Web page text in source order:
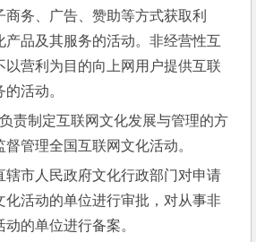
商务、广告、赞助等方式获取利
产品及其服务的活动。非经营性互
以营利为目的向上网用户提供互联
活动。
责制定互联网文化发展与管理的方
管理全国互联网文化活动。
辖市人民政府文化行政部门对申请
化活动的单位进行审批，对从事非
的单位进行备案。